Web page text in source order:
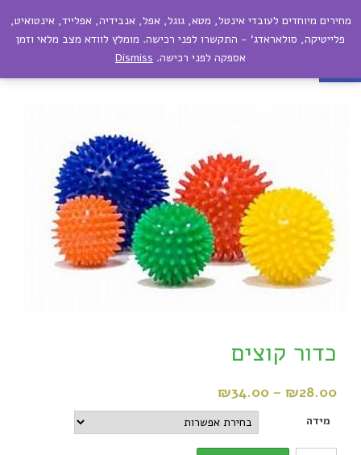
פתח סרגל נגישות
תפריט
כדור קוצים
₪28.00
–
₪34.00
מידה
מחירים מיוחדים לעובדי אינטל, מטא, גוגל, אפל, אנבידיה, אפלייד, אינטואיט,
פלייטיקה, סולאראדג' - התקשרו לפני רכישה. מומלץ לוודא מצב מלאי וזמן
אספקה לפני רכישה. Dismiss